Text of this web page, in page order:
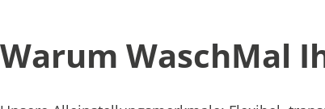
Warum WaschMal